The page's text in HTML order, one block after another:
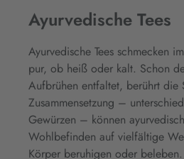
Ayurvedische Tees
Ayurvedische Tees schmecken
pur, ob heiß oder kalt. Schon
Aufbrühen entfaltet, berührt die
Zusammensetzung –
Gewürzen – können
Wohlbefinden auf vielfältige
Körper beruhigen oder